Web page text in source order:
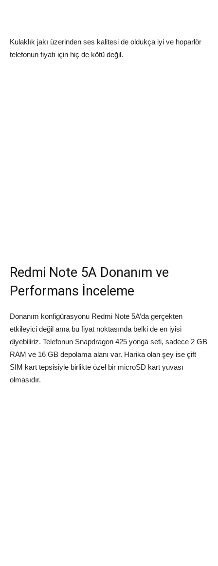
Kulaklık jakı üzerinden ses kalitesi de oldukça iyi ve hoparlör
telefonun fiyatı için hiç de kötü değil.
Redmi Note 5A Donanım ve
Performans İnceleme
Donanım konfigürasyonu Redmi Note 5A’da gerçekten
etkileyici değil ama bu fiyat noktasında belki de en iyisi
diyebiliriz. Telefonun Snapdragon 425 yonga seti, sadece 2 GB
RAM ve 16 GB depolama alanı var. Harika olan şey ise çift
SIM kart tepsisiyle birlikte özel bir microSD kart yuvası
olmasıdır.